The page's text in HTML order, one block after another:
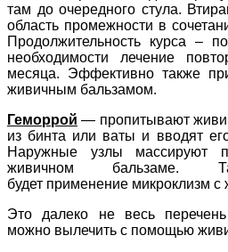
там до очередного стула.
область промежности в
Продолжительность курса –
необходимости лечение
месяца. Эффективно также
живичным бальзамом.
Геморрой — пропитывают
из бинта или ваты и вводят
Наружные узлы массируют
живичном бальзаме.
будет применение микроклизм
Это далеко не весь
можно вылечить с помощью